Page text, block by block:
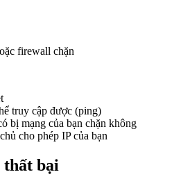
firewall chặn
truy cập được (ping)
bị mạng của bạn chặn không
cho phép IP của bạn
thất bại